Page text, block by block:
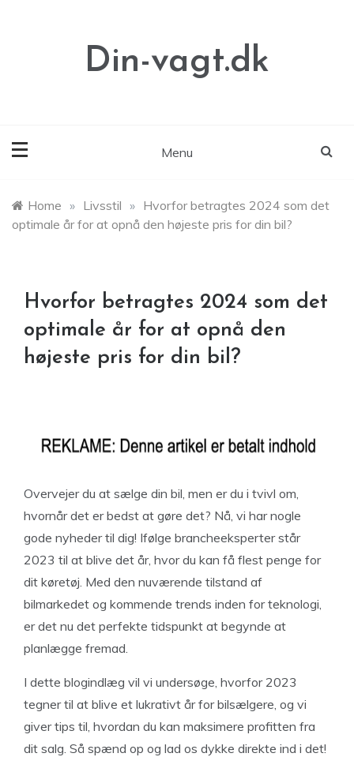
Din-vagt.dk
Menu
Home » Livsstil » Hvorfor betragtes 2024 som det
optimale år for at opnå den højeste pris for din bil?
Hvorfor betragtes 2024 som det
optimale år for at opnå den
højeste pris for din bil?
Overvejer du at sælge din bil, men er du i tvivl om,
hvornår det er bedst at gøre det? Nå, vi har nogle
gode nyheder til dig! Ifølge brancheeksperter står
2023 til at blive det år, hvor du kan få flest penge for
dit køretøj. Med den nuværende tilstand af
bilmarkedet og kommende trends inden for teknologi,
er det nu det perfekte tidspunkt at begynde at
planlægge fremad.
I dette blogindlæg vil vi undersøge, hvorfor 2023
tegner til at blive et lukrativt år for bilsælgere, og vi
giver tips til, hvordan du kan maksimere profitten fra
dit salg. Så spænd op og lad os dykke direkte ind i det!